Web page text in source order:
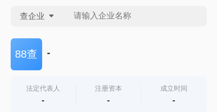
查企业
查企业
查产地
88查 -
法定代表人
-
注册资本
-
成立时间
-